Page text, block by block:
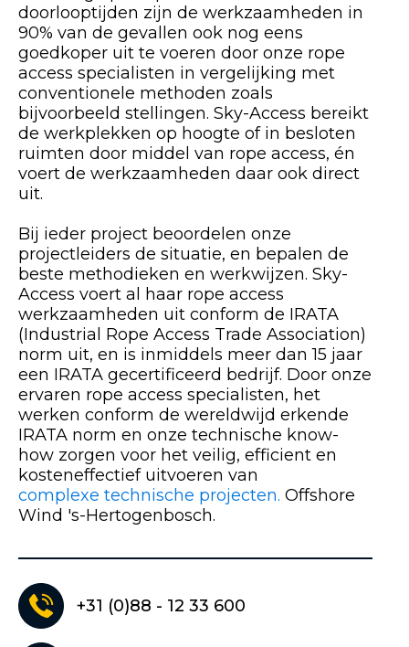
doorlooptijden zijn de werkzaamheden in
90% van de gevallen ook nog eens
goedkoper uit te voeren door onze rope
access specialisten in vergelijking met
conventionele methoden zoals
bijvoorbeeld stellingen. Sky-Access bereikt
de werkplekken op hoogte of in besloten
ruimten door middel van rope access, én
voert de werkzaamheden daar ook direct
uit.
Bij ieder project beoordelen onze
projectleiders de situatie, en bepalen de
beste methodieken en werkwijzen. Sky-
Access voert al haar rope access
werkzaamheden uit conform de IRATA
(Industrial Rope Access Trade Association)
norm uit, en is inmiddels meer dan 15 jaar
een IRATA gecertificeerd bedrijf. Door onze
ervaren rope access specialisten, het
werken conform de wereldwijd erkende
IRATA norm en onze technische know-
how zorgen voor het veilig, efficient en
kosteneffectief uitvoeren van
complexe technische projecten. Offshore
Wind 's-Hertogenbosch.
+31 (0)88 - 12 33 600